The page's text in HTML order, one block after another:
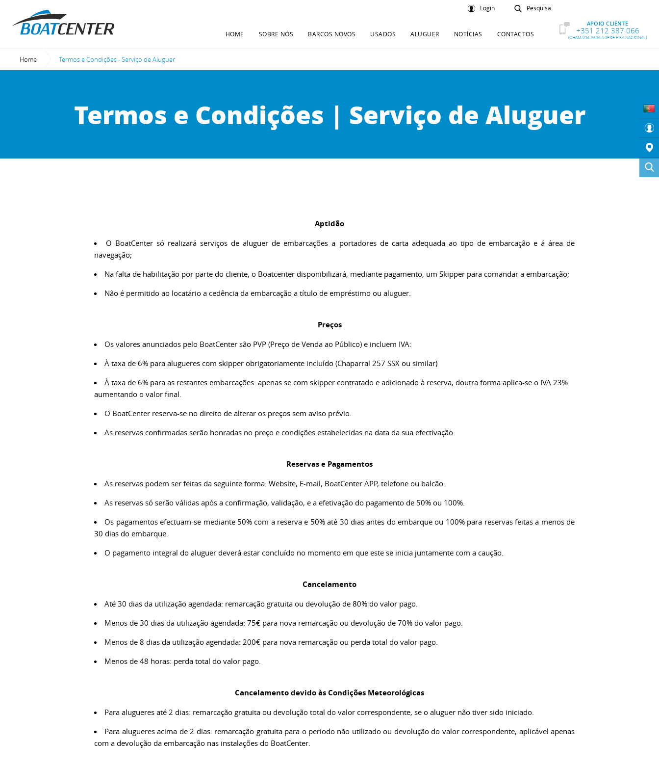
Login Pesquisa
HOME SOBRE NÓS BARCOS NOVOS USADOS ALUGUER NOTÍCIAS CONTACTOS
APOIO CLIENTE
+351 212 387 066
(CHAMADA PARA A REDE FIXA NACIONAL)
Home Current:
Termos e Condições - Serviço de Aluguer
Termos e Condições | Serviço de Aluguer
Aptidão
O BoatCenter só realizará serviços de aluguer de embarcações a portadores de carta adequada ao tipo de embarcação e á área de
navegação;
Na falta de habilitação por parte do cliente, o Boatcenter disponibilizará, mediante pagamento, um Skipper para comandar a embarcação;
Não é permitido ao locatário a cedência da embarcação a título de empréstimo ou aluguer.
Preços
Os valores anunciados pelo BoatCenter são PVP (Preço de Venda ao Público) e incluem IVA:
À taxa de 6% para alugueres com skipper obrigatoriamente incluído (Chaparral 257 SSX ou similar)
À taxa de 6% para as restantes embarcações: apenas se com skipper contratado e adicionado à reserva, doutra forma aplica-se o IVA 23%
aumentando o valor final.
O BoatCenter reserva-se no direito de alterar os preços sem aviso prévio.
As reservas confirmadas serão honradas no preço e condições estabelecidas na data da sua efectivação.
Reservas e Pagamentos
As reservas podem ser feitas da seguinte forma: Website, E-mail, BoatCenter APP, telefone ou balcão.
As reservas só serão válidas após a confirmação, validação, e a efetivação do pagamento de 50% ou 100%.
Os pagamentos efectuam-se mediante 50% com a reserva e 50% até 30 dias antes do embarque ou 100% para reservas feitas a menos de
30 dias do embarque.
O pagamento integral do aluguer deverá estar concluído no momento em que este se inicia juntamente com a caução.
Cancelamento
Até 30 dias da utilização agendada: remarcação gratuita ou devolução de 80% do valor pago.
Menos de 30 dias da utilização agendada: 75€ para nova remarcação ou devolução de 70% do valor pago.
Menos de 8 dias da utilização agendada: 200€ para nova remarcação ou perda total do valor pago.
Menos de 48 horas: perda total do valor pago.
Cancelamento devido às Condições Meteorológicas
Para alugueres até 2 dias: remarcação gratuita ou devolução total do valor correspondente, se o aluguer não tiver sido iniciado.
Para alugueres acima de 2 dias: remarcação gratuita para o periodo não utilizado ou devolução do valor correspondente, aplicável apenas
com a devolução da embarcação nas instalações do BoatCenter.